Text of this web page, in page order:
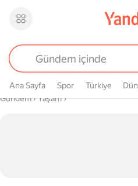
Ana Sayfa Spor Türkiye
Buradasın
Gündem› Yaşam›